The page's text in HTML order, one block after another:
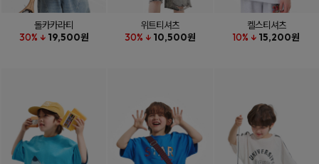
돌카카라티
30% ↓ 19,500원
위트티셔츠
30% ↓ 10,500원
켈스티셔츠
10% ↓ 15,200원